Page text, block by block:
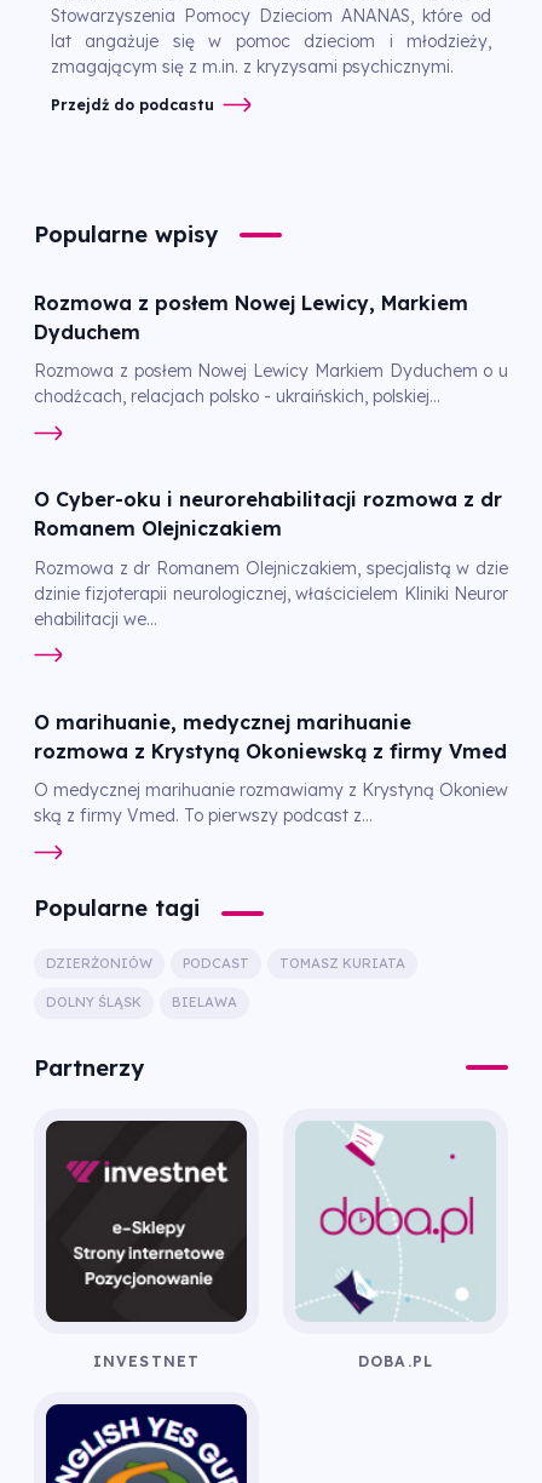
Stowarzyszenia Pomocy Dzieciom ANANAS, które od
lat angażuje się w pomoc dzieciom i młodzieży,
zmagającym się z m.in. z kryzysami psychicznymi.
Przejdź do podcastu
Popularne wpisy
Rozmowa z posłem Nowej Lewicy, Markiem
Dyduchem
Rozmowa z posłem Nowej Lewicy Markiem Dyduchem o u
chodźcach, relacjach polsko - ukraińskich, polskiej...
O Cyber-oku i neurorehabilitacji rozmowa z dr
Romanem Olejniczakiem
Rozmowa z dr Romanem Olejniczakiem, specjalistą w dzie
dzinie fizjoterapii neurologicznej, właścicielem Kliniki Neuror
ehabilitacji we...
O marihuanie, medycznej marihuanie
rozmowa z Krystyną Okoniewską z firmy Vmed
O medycznej marihuanie rozmawiamy z Krystyną Okoniew
ską z firmy Vmed. To pierwszy podcast z...
Popularne tagi
DZIERŻONIÓW PODCAST TOMASZ KURIATA
DOLNY ŚLĄSK BIELAWA
Partnerzy
INVESTNET DOBA.PL